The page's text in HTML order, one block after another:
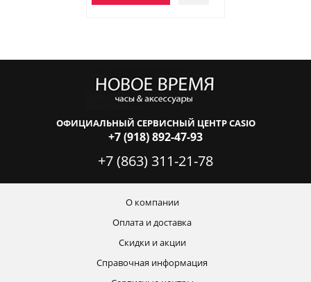
ОФИЦИАЛЬНЫЙ СЕРВИСНЫЙ ЦЕНТР CASIO
+7 (918) 892-47-93
+7 (863) 311-21-78
О компании
Оплата и доставка
Скидки и акции
Справочная информация